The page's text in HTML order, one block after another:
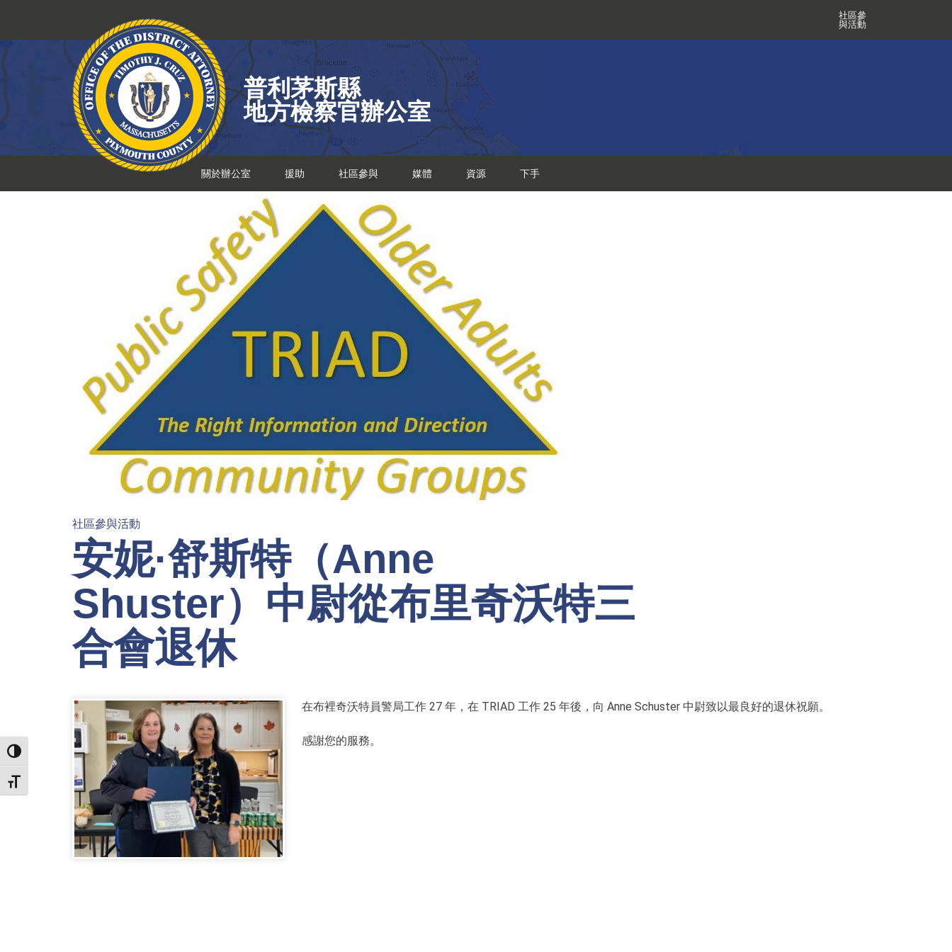
TOGGLE HIGH CONTRAST
TOGGLE FONT SIZE
內
容
社區參
與活動
普利茅斯縣
地方檢察官辦公室
關於辦公室 援助 社區參與 媒體 資源 下手
社區參與活動
安妮·舒斯特（Anne
Shuster）中尉從布里奇沃特三
合會退休
在布裡奇沃特員警局工作 27 年，在 TRIAD 工作 25 年後，向 Anne Schuster 中尉致以最良好的退休祝願。
感謝您的服務。